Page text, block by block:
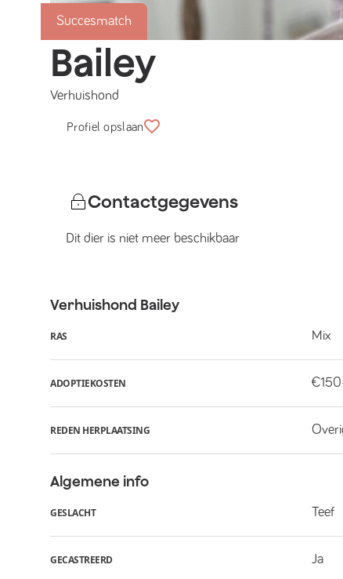
Succesmatch
Bailey
Verhuishond
Profiel opslaan
Contactgegevens
Dit dier is niet meer beschikbaar
Verhuishond Bailey
RAS Mix
ADOPTIEKOSTEN
REDEN HERPLAATSING
Algemene info
GESLACHT Teef
GECASTREERD Ja